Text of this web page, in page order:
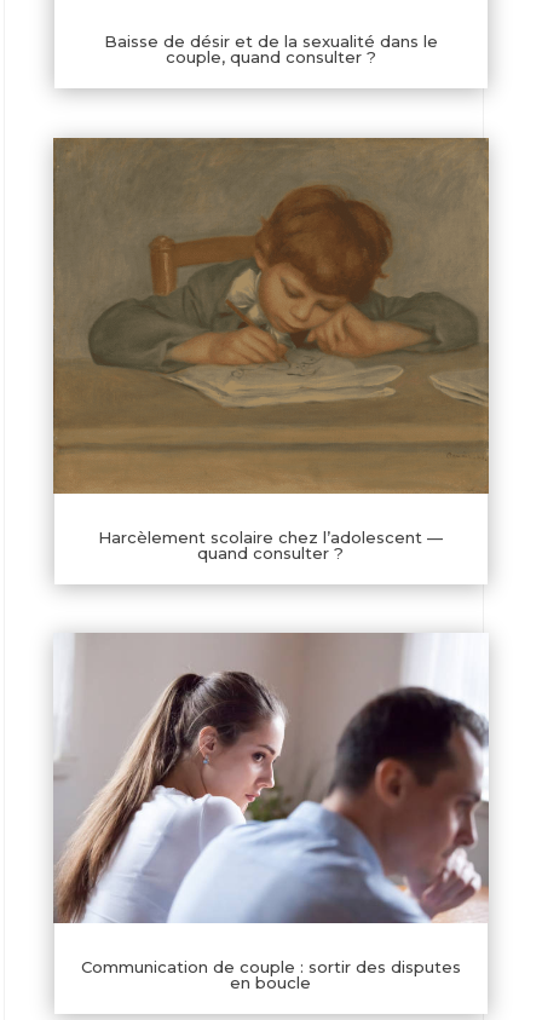
Baisse de désir et de la sexualité dans le
couple, quand consulter ?
Harcèlement scolaire chez l’adolescent —
quand consulter ?
Communication de couple : sortir des disputes
en boucle